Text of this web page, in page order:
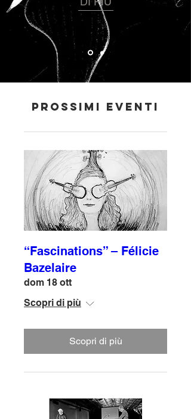
Prossimi eventi
“Fascinations” – Félicie
Bazelaire
dom 18 ott
Scopri di più
Scopri di più